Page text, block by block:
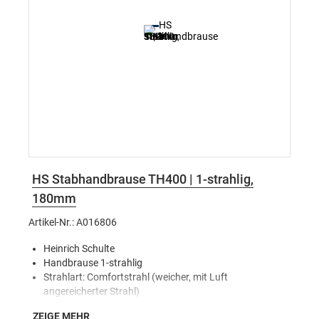
HS Stabhandbrause TH400 | 1-strahlig,
180mm
Artikel-Nr.: A016806
Heinrich Schulte
Handbrause 1-strahlig
Strahlart: Comfortstrahl (weicher, mit Luft
angereicherter Strahl)
ZEIGE MEHR